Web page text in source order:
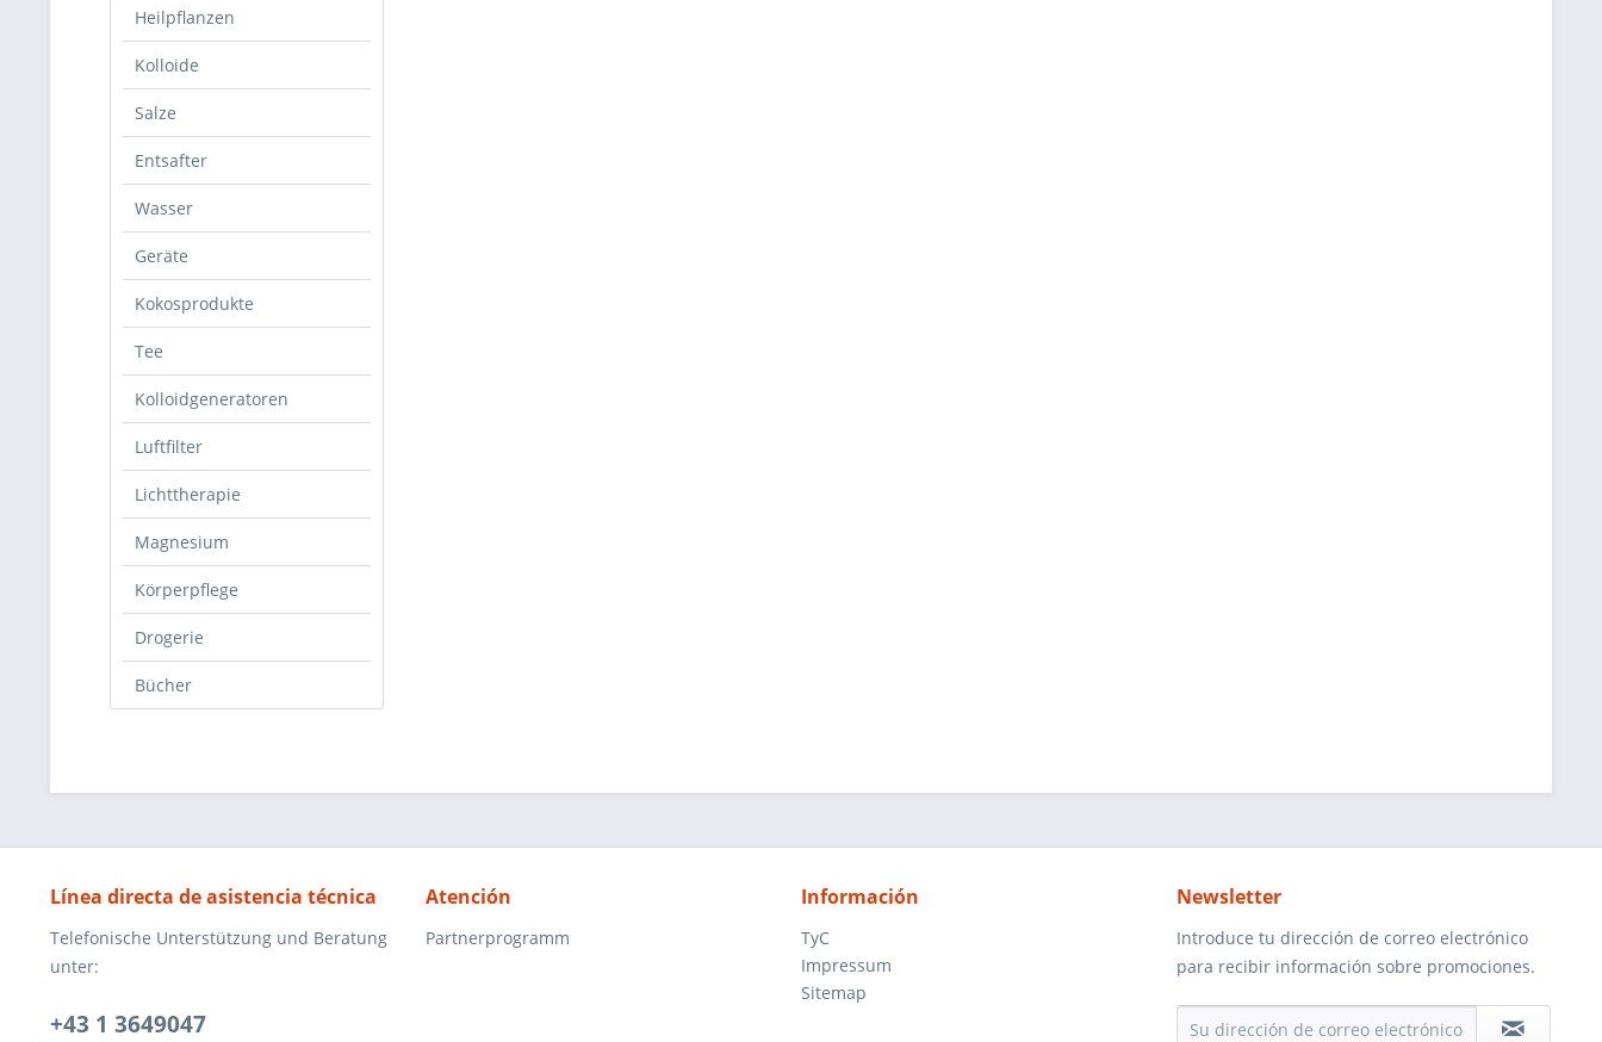
Heilpflanzen
Kolloide
Salze
Entsafter
Wasser
Geräte
Kokosprodukte
Tee
Kolloidgeneratoren
Luftfilter
Lichttherapie
Magnesium
Körperpflege
Drogerie
Bücher
Línea directa de asistencia técnica
Telefonische Unterstützung und Beratung
unter:
+43 1 3649047
Atención
Partnerprogramm
Información
TyC
Impressum
Sitemap
Newsletter
Introduce tu dirección de correo electrónico
para recibir información sobre promociones.